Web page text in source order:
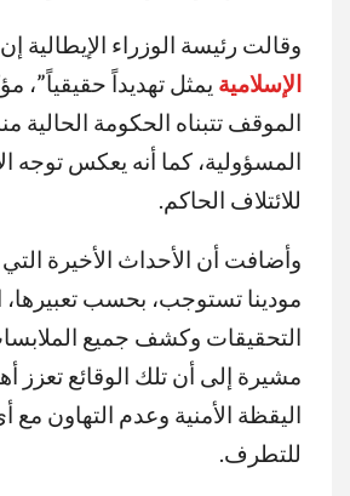
وقالت رئيسة الوزراء الإيطالية
الإسلامية يمثل تهديداً حقيقياً”،
الموقف تتبناه الحكومة الحالية
المسؤولية، كما أنه يعكس توجه
للائتلاف الحاكم.
وأضافت أن الأحداث الأخيرة
مودينا تستوجب، بحسب
التحقيقات وكشف جميع
مشيرة إلى أن تلك الوقائع تعزز
اليقظة الأمنية وعدم التهاون مع
للتطرف.